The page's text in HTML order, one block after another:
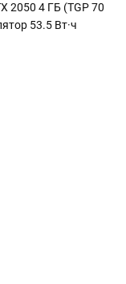
2050 4 ГБ (TGP 70
53.5 Вт·ч